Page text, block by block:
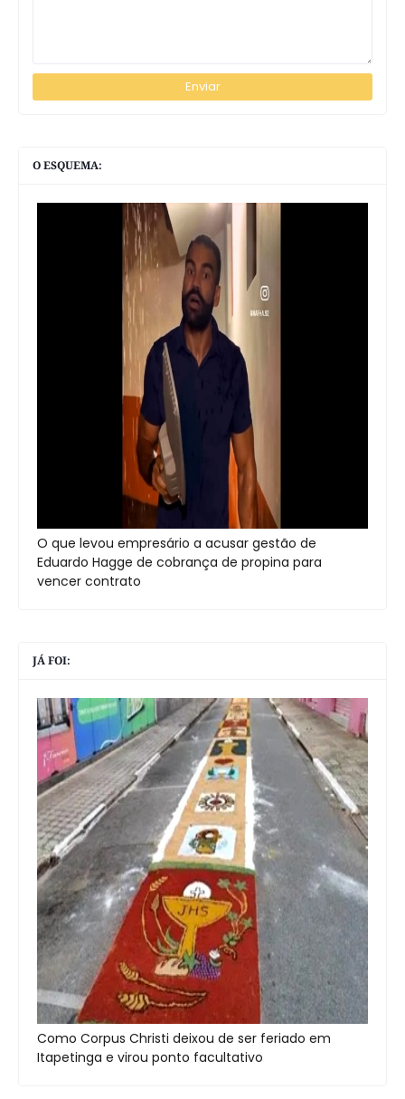
O ESQUEMA:
O que levou empresário a acusar gestão de
Eduardo Hagge de cobrança de propina para
vencer contrato
JÁ FOI:
Como Corpus Christi deixou de ser feriado em
Itapetinga e virou ponto facultativo